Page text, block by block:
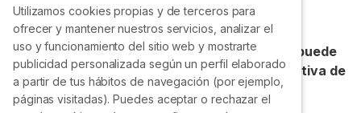
Punto de recarga coche eléctrico
de sus clientes.
¡Gracias!
Accede a precios exclusivos que nadie más puede
ofrecerte. Únete gratis a la VII Compra Colectiva de
Selectra.
Utilizamos cookies propias y de terceros para
ofrecer y mantener nuestros servicios, analizar el
uso y funcionamiento del sitio web y mostrarte
publicidad personalizada según un perfil elaborado
a partir de tus hábitos de navegación (por ejemplo,
páginas visitadas). Puedes aceptar o rechazar el